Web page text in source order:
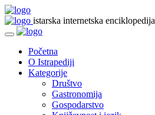
istarska internetska enciklopedija
Početna
O Istrapediji
Kategorije
Društvo
Gastronomija
Gospodarstvo